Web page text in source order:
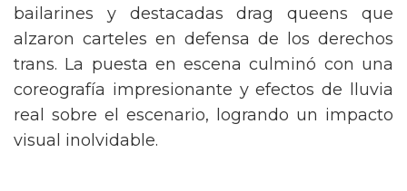
bailarines y destacadas drag queens que
alzaron carteles en defensa de los derechos
trans. La puesta en escena culminó con una
coreografía impresionante y efectos de lluvia
real sobre el escenario, logrando un impacto
visual inolvidable.